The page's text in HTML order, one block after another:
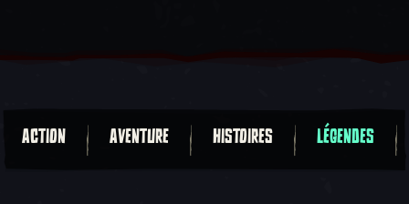
ACTION AVENTURE HISTOIRES LÉGENDES